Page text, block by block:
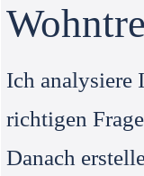
Ich analysiere
richtigen
Danach